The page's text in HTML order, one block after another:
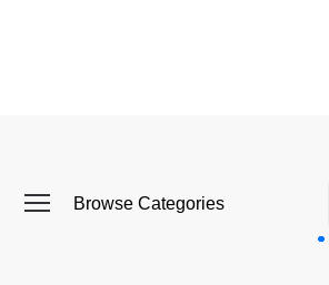
Browse Categories